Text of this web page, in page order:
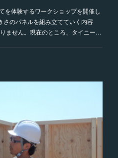
を体験するワークショップを開催し
さのパネルを組み立てていく内容
ません。現在のところ、タイニー…